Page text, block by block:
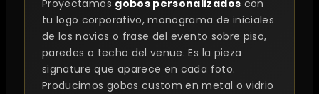
Proyectamos gobos personalizados con
tu logo corporativo, monograma de iniciales
de los novios o frase del evento sobre piso,
paredes o techo del venue. Es la pieza
signature que aparece en cada foto.
Producimos gobos custom en metal o vidrio